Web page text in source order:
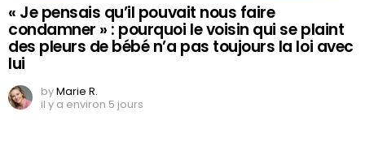
« Je pensais qu’il pouvait nous faire
condamner » : pourquoi le voisin qui se plaint
des pleurs de bébé n’a pas toujours la loi avec
lui
byMarie R.
il y a environ 5 jours